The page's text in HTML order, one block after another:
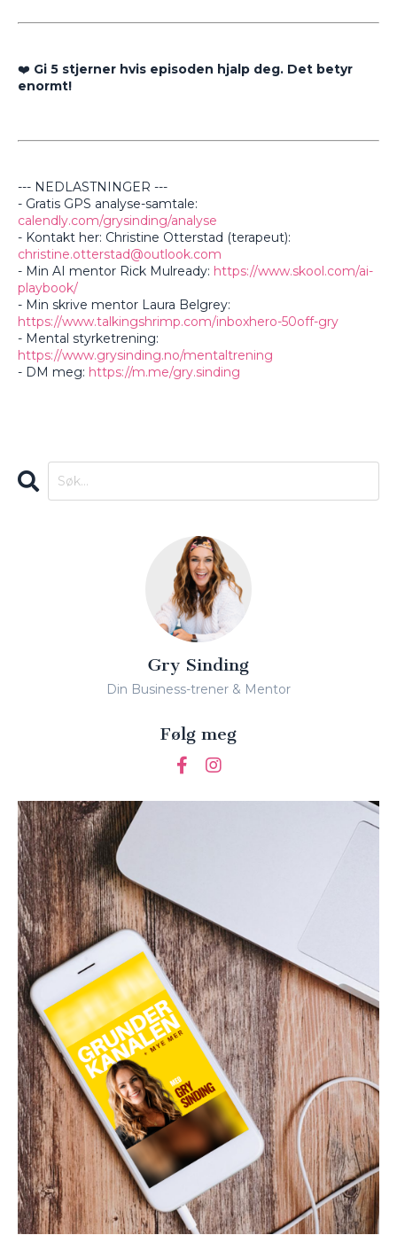
❤️ Gi 5 stjerner hvis episoden hjalp deg. Det betyr
enormt!
--- NEDLASTNINGER ---
- Gratis GPS analyse-samtale:
calendly.com/grysinding/analyse
- Kontakt her: Christine Otterstad (terapeut):
christine.otterstad@outlook.com
- Min AI mentor Rick Mulready: https://www.skool.com/ai-
playbook/
- Min skrive mentor Laura Belgrey:
https://www.talkingshrimp.com/inboxhero-50off-gry
- Mental styrketrening:
https://www.grysinding.no/mentaltrening
- DM meg: https://m.me/gry.sinding
Gry Sinding
Din Business-trener & Mentor
Følg meg